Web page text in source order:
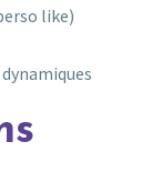
like)